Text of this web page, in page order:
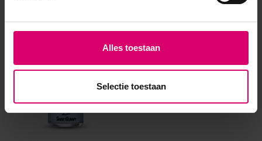
Alles toestaan
Selectie toestaan